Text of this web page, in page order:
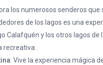
los numerosos senderos
de los lagos es una
Calafquén y los otros lagos
.
: Vive la experiencia mágica